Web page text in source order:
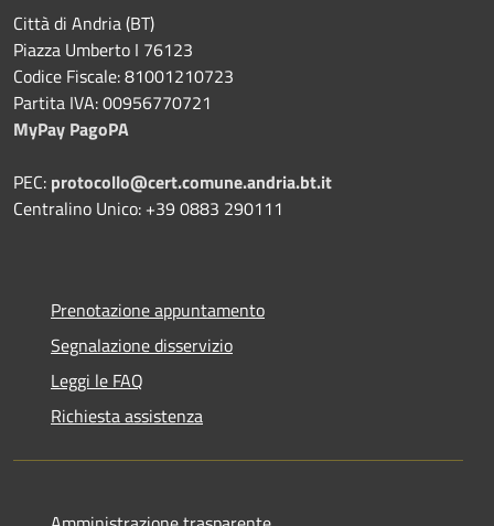
Città di Andria (BT)
Piazza Umberto I 76123
Codice Fiscale: 81001210723
Partita IVA: 00956770721
MyPay PagoPA
PEC: protocollo@cert.comune.andria.bt.it
Centralino Unico: +39 0883 290111
Prenotazione appuntamento
Segnalazione disservizio
Leggi le FAQ
Richiesta assistenza